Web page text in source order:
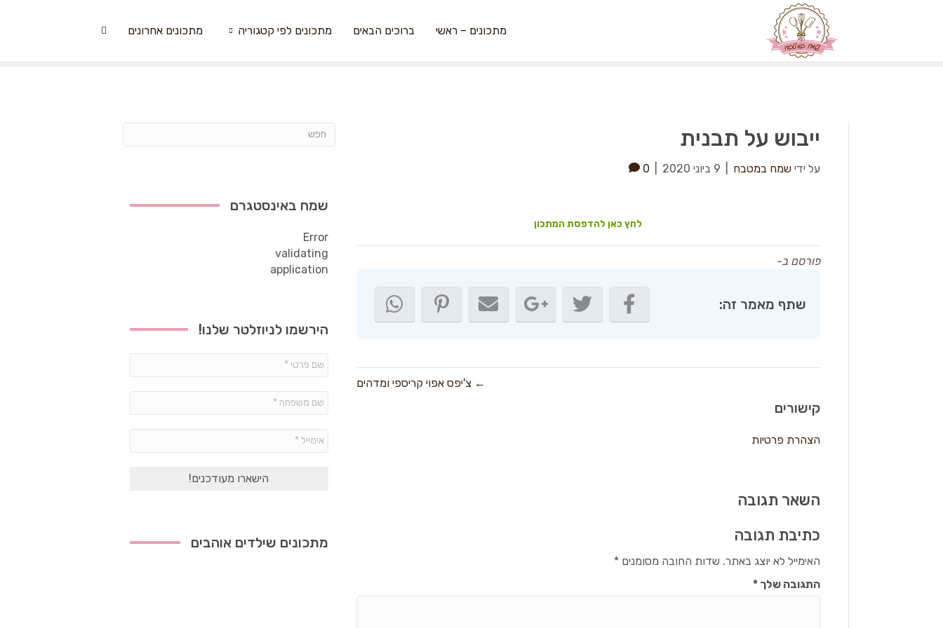
מתכונים – ראשי ברוכים הבאים מתכונים לפי קטגוריה מתכונים אחרונים
ייבוש על תבנית
על ידי שמח במטבח 9 ביוני 2020 0
לחץ כאן להדפסת המתכון
פורסם ב-
שתף מאמר זה:
← צ'יפס אפוי קריספי ומדהים
קישורים
הצהרת פרטיות
השאר תגובה
כתיבת תגובה
האימייל לא יוצג באתר. שדות החובה מסומנים*
התגובה שלך*
שמח באינסטגרם
Error
validating
application
הירשמו לניוזלטר שלנו!
מתכונים שילדים אוהבים